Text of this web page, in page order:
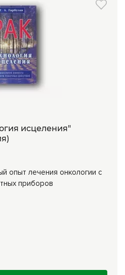
исцеления"
опыт лечения онкологии с
приборов